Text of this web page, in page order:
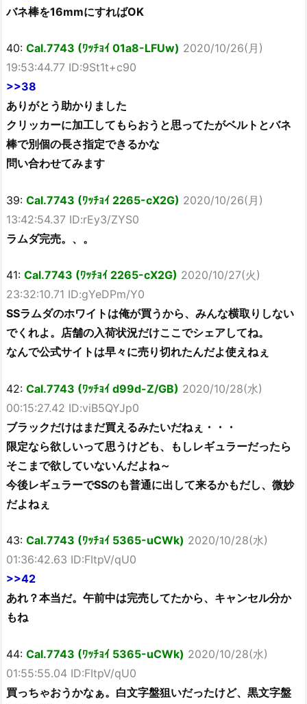
バネ棒を16mmにすればOK
40: Cal.7743 (ﾜｯﾁｮｲ 01a8-LFUw) 2020/10/26(月)
19:53:44.77 ID:9St1t+c90
>>38
ありがとう助かりました
クリッカーに加工してもらおうと思ってたがベルトとバネ
棒で別個の長さ指定できるかな
問い合わせてみます
39: Cal.7743 (ﾜｯﾁｮｲ 2265-cX2G) 2020/10/26(月)
13:42:54.37 ID:rEy3/ZYS0
ラムダ完売。、。
41: Cal.7743 (ﾜｯﾁｮｲ 2265-cX2G) 2020/10/27(火)
23:32:10.71 ID:gYeDPm/Y0
SSラムダのホワイトは俺が買うから、みんな横取りしない
でくれよ。店舗の入荷状況だけここでシェアしてね。
なんで公式サイトは早々に売り切れたんだよ使えねぇ
42: Cal.7743 (ﾜｯﾁｮｲ d99d-Z/GB) 2020/10/28(水)
00:15:27.42 ID:viB5QYJp0
ブラックだけはまだ買えるみたいだねぇ・・・
限定なら欲しいって思うけども、もしレギュラーだったら
そこまで欲していないんだよね～
今後レギュラーでSSのも普通に出して来るかもだし、微妙
だよねぇ
43: Cal.7743 (ﾜｯﾁｮｲ 5365-uCWk) 2020/10/28(水)
01:36:42.63 ID:FItpV/qU0
>>42
あれ？本当だ。午前中は完売してたから、キャンセル分か
もね
44: Cal.7743 (ﾜｯﾁｮｲ 5365-uCWk) 2020/10/28(水)
01:55:55.04 ID:FItpV/qU0
買っちゃおうかなぁ。白文字盤狙いだったけど、黒文字盤